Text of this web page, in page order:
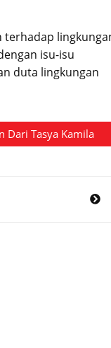
terhadap
isu-isu
duta lingkungan
Dari Tasya Kamila